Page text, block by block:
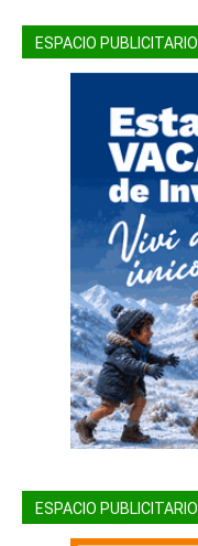
ESPACIO PUBLICITARIO
ESPACIO PUBLICITARIO